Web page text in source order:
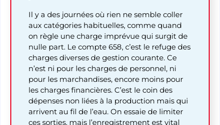
Il y a des journées où rien ne semble coller
aux catégories habituelles, comme quand
on règle une charge imprévue qui surgit de
nulle part. Le compte 658, c’est le refuge des
charges diverses de gestion courante. Ce
n’est ni pour les charges de personnel, ni
pour les marchandises, encore moins pour
les charges financières. C’est le coin des
dépenses non liées à la production mais qui
arrivent au fil de l’eau. On essaie de limiter
ces sorties, mais l’enregistrement est vital